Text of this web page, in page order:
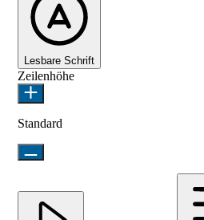
Lesbare Schrift
Zeilenhöhe
Standard